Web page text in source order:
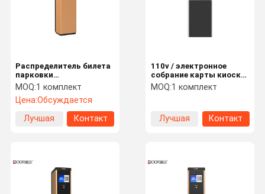
Распределитель билета
парковки
автоматический,
автомат штрафа за
нарушение правил
стоянки Глоден
MOQ:1 комплект
Цена:Обсуждается
Лучшая
Контакт
110v / электронное
собрание карты киоска
обслуживания
собственной личности
нарушение правил
стоянки 220в
MOQ:1 комплект
Лучшая
Контакт